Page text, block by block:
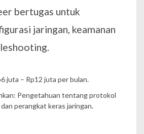
bertugas untuk
jaringan, keamanan
juta – Rp12 juta per bulan.
Pengetahuan tentang protokol
perangkat keras jaringan.